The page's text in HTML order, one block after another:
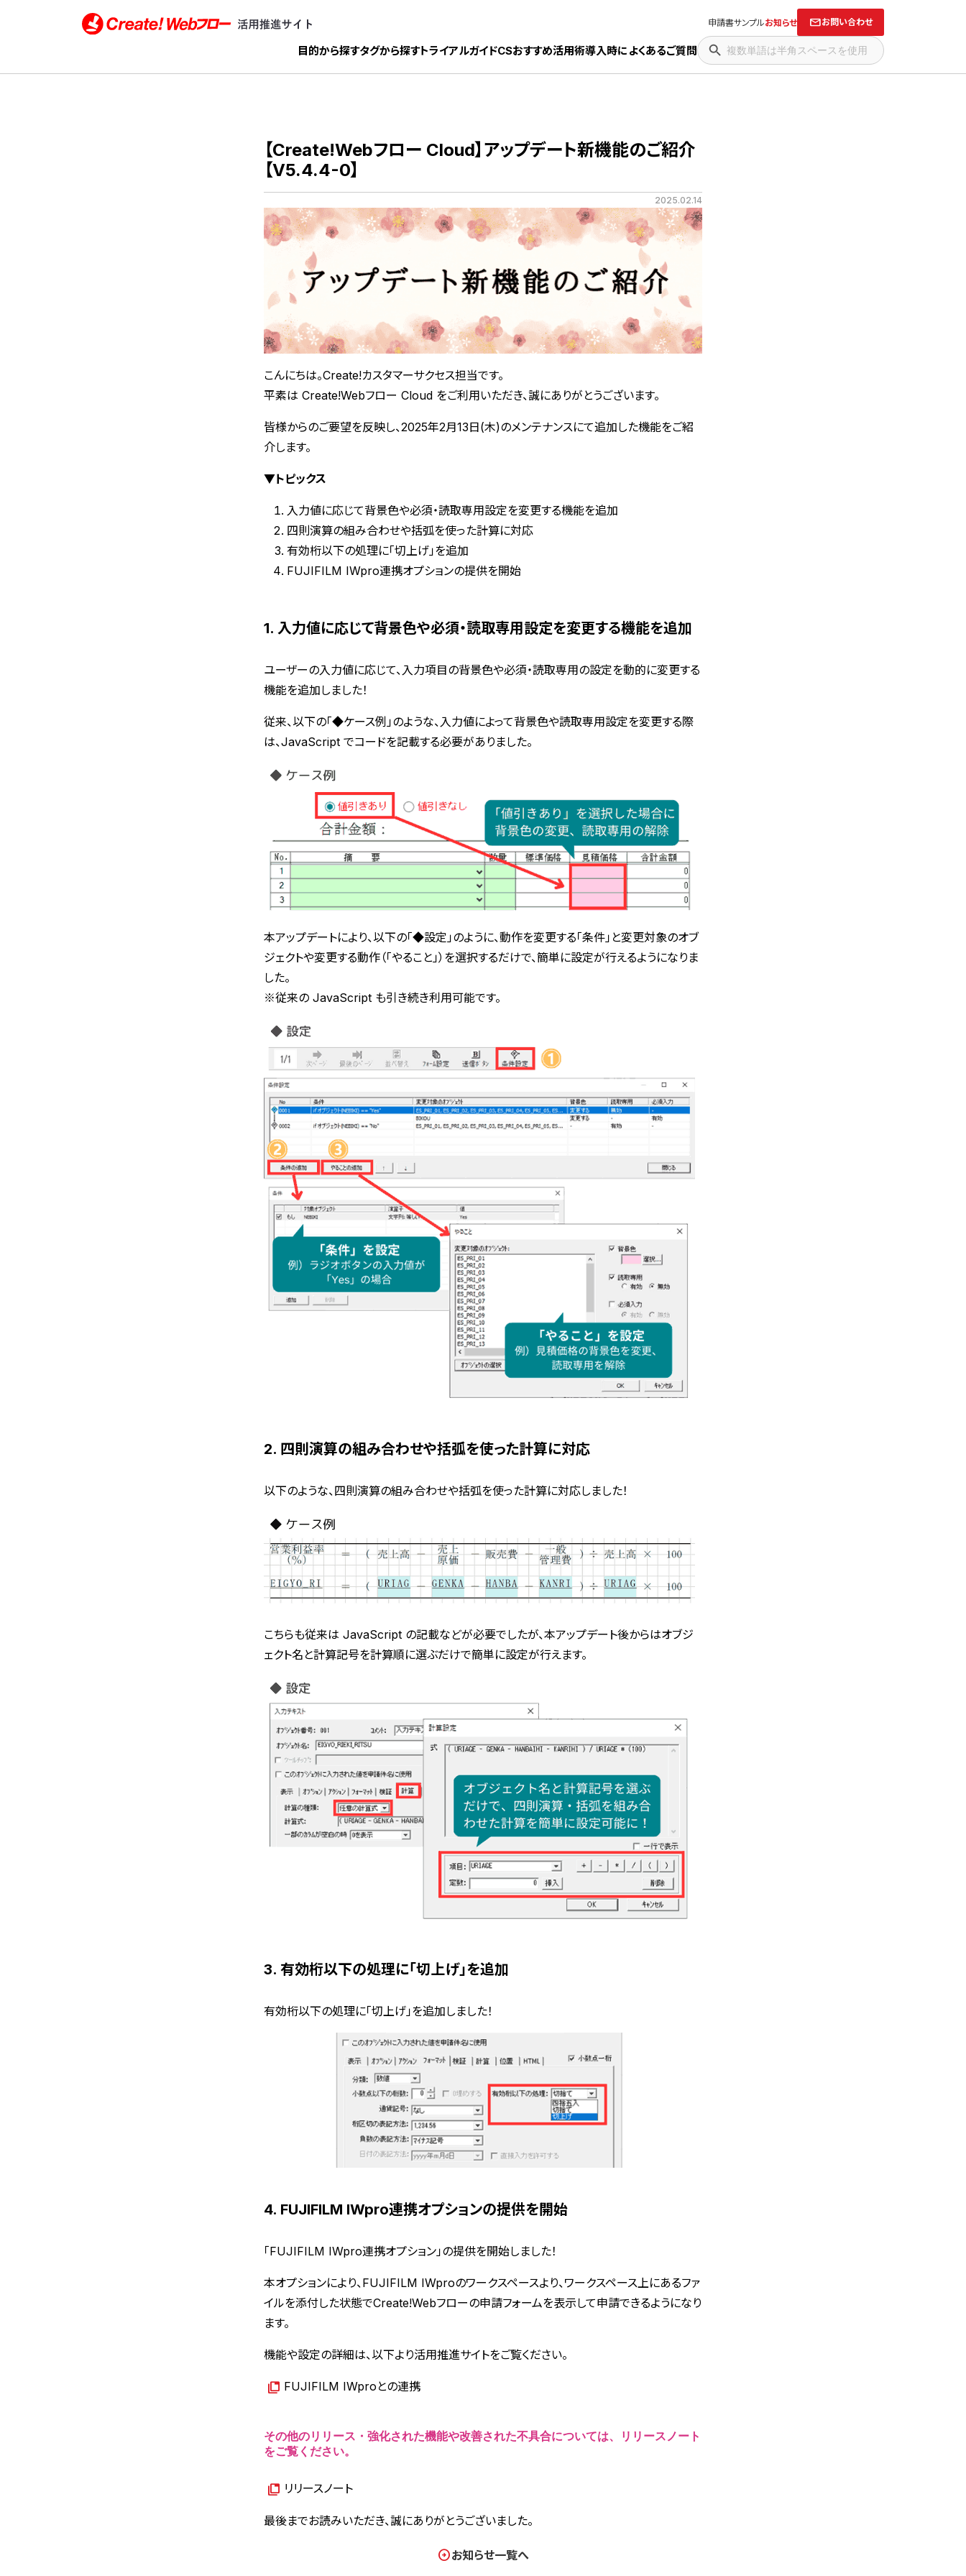
Create!Webフロー活用推進サイト インフォテック株式会社
申請書サンプルお知らせ お問い合わせ
目的から探すタグから探すトライアルガイドCSおすすめ活用術導入時によくあるご質問
【Create!Webフロー Cloud】アップデート新機能のご紹介
【V5.4.4-0】
2025.02.14
こんにちは。Create!カスタマーサクセス担当です。
平素は Create!Webフロー Cloud をご利用いただき、誠にありがとうございます。
皆様からのご要望を反映し、2025年2月13日(木)のメンテナンスにて追加した機能をご紹
介します。
▼トピックス
入力値に応じて背景色や必須・読取専用設定を変更する機能を追加
四則演算の組み合わせや括弧を使った計算に対応
有効桁以下の処理に「切上げ」を追加
FUJIFILM IWpro連携オプションの提供を開始
1. 入力値に応じて背景色や必須・読取専用設定を変更する機能を追加
ユーザーの入力値に応じて、入力項目の背景色や必須・読取専用の設定を動的に変更する
機能を追加しました！
従来、以下の「◆ケース例」のような、入力値によって背景色や読取専用設定を変更する際
は、JavaScript でコードを記載する必要がありました。
本アップデートにより、以下の「◆設定」のように、動作を変更する「条件」と変更対象のオブ
ジェクトや変更する動作（「やること」）を選択するだけで、簡単に設定が行えるようになりま
した。
※従来の JavaScript も引き続き利用可能です。
2. 四則演算の組み合わせや括弧を使った計算に対応
以下のような、四則演算の組み合わせや括弧を使った計算に対応しました！
こちらも従来は JavaScript の記載などが必要でしたが、本アップデート後からはオブジ
ェクト名と計算記号を計算順に選ぶだけで簡単に設定が行えます。
3. 有効桁以下の処理に「切上げ」を追加
有効桁以下の処理に「切上げ」を追加しました！
4. FUJIFILM IWpro連携オプションの提供を開始
「FUJIFILM IWpro連携オプション」の提供を開始しました！
本オプションにより、FUJIFILM IWproのワークスペースより、ワークスペース上にあるファ
イルを添付した状態でCreate!Webフローの申請フォームを表示して申請できるようになり
ます。
機能や設定の詳細は、以下より活用推進サイトをご覧ください。
FUJIFILM IWproとの連携
その他のリリース・強化された機能や改善された不具合については、リリースノート
をご覧ください。
リリースノート
最後までお読みいただき、誠にありがとうございました。
お知らせ一覧へ